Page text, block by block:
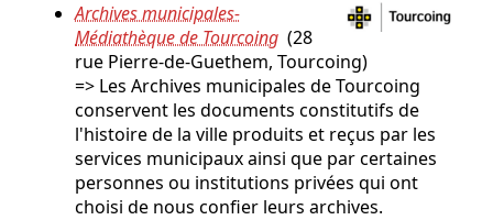
Archives municipales-
Médiathèque de Tourcoing (28
rue Pierre-de-Guethem, Tourcoing)
=> Les Archives municipales de Tourcoing
conservent les documents constitutifs de
l'histoire de la ville produits et reçus par les
services municipaux ainsi que par certaines
personnes ou institutions privées qui ont
choisi de nous confier leurs archives.